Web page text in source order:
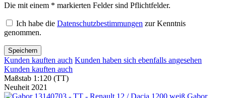
Die mit einem * markierten Felder sind Pflichtfelder.
Ich habe die Datenschutzbestimmungen zur Kenntnis
genommen.
Speichern
Kunden kauften auch Kunden haben sich ebenfalls angesehen
Kunden kauften auch
Maßstab 1:120 (TT)
Neuheit 2021
Gabor